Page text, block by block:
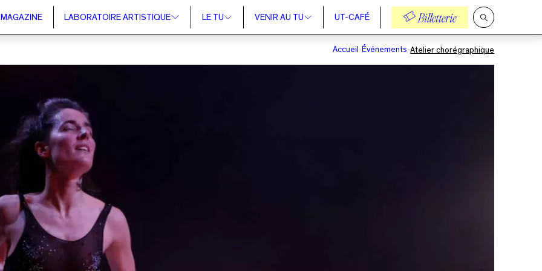
MAGAZINE LABORATOIRE ARTISTIQUE LE TU VENIR AU TU UT-CAFÉ Billetterie
Ouvrir
la
recherche
Accueil
Événements Atelier chorégraphique